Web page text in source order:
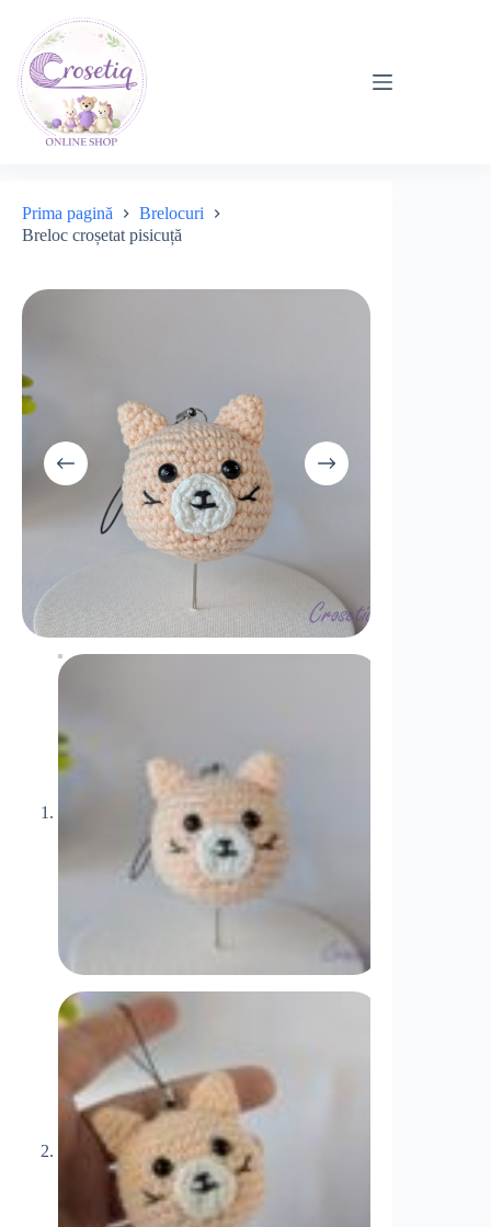
conținut
Prima pagină
Brelocuri
Breloc croșetat pisicuță